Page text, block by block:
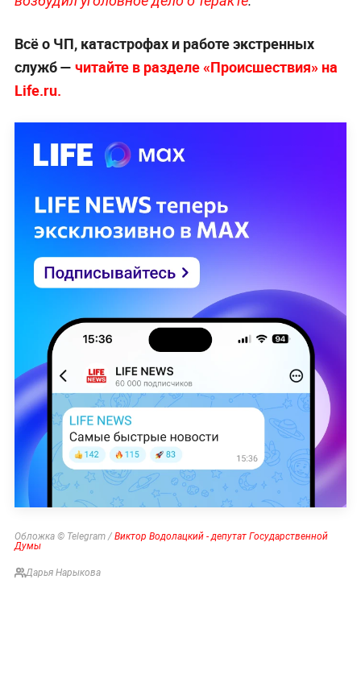
Всё о ЧП, катастрофах и работе экстренных
служб — читайте в разделе «Происшествия» на
Life.ru.
Обложка © Telegram /Виктор Водолацкий - депутат Государственной
Думы
Дарья Нарыкова